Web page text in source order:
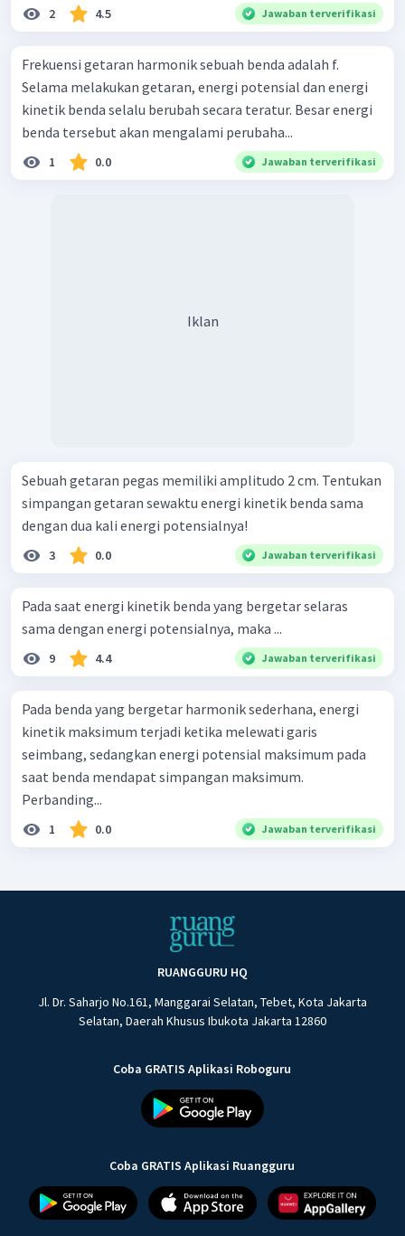
2 4.5 Jawaban terverifikasi
Frekuensi getaran harmonik sebuah benda adalah f.
Selama melakukan getaran, energi potensial dan energi
kinetik benda selalu berubah secara teratur. Besar energi
benda tersebut akan mengalami perubaha...
1 0.0 Jawaban terverifikasi
Iklan
Sebuah getaran pegas memiliki amplitudo 2 cm. Tentukan
simpangan getaran sewaktu energi kinetik benda sama
dengan dua kali energi potensialnya!
3 0.0 Jawaban terverifikasi
Pada saat energi kinetik benda yang bergetar selaras
sama dengan energi potensialnya, maka ...
9 4.4 Jawaban terverifikasi
Pada benda yang bergetar harmonik sederhana, energi
kinetik maksimum terjadi ketika melewati garis
seimbang, sedangkan energi potensial maksimum pada
saat benda mendapat simpangan maksimum.
Perbanding...
1 0.0 Jawaban terverifikasi
RUANGGURU HQ
Jl. Dr. Saharjo No.161, Manggarai Selatan, Tebet, Kota Jakarta
Selatan, Daerah Khusus Ibukota Jakarta 12860
Coba GRATIS Aplikasi Roboguru
Coba GRATIS Aplikasi Ruangguru